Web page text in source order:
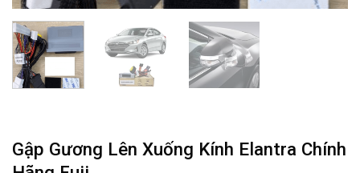
Gập Gương Lên Xuống Kính Elantra Chính